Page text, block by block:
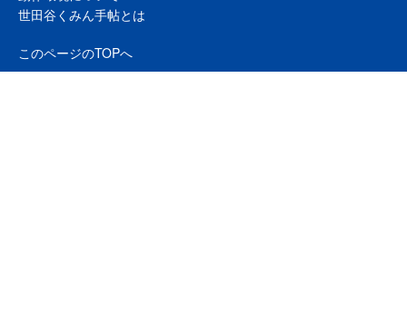
世田谷くみん手帖とは
このページのTOPへ